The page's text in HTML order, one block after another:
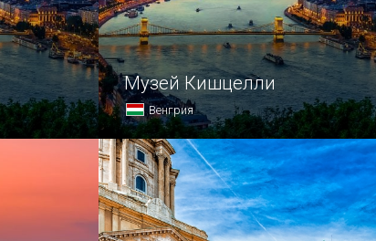
Музей Кишцелли
Венгрия
Музей Кишцелли расположился
в старинном районе Обуда в стенах
бывшего монастыря, который,
в свою очередь, находится